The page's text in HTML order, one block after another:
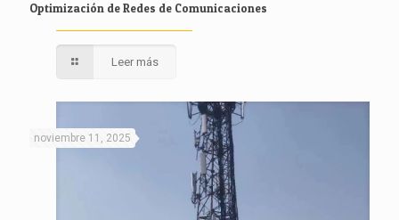
Optimización de Redes de Comunicaciones
Leer más
noviembre 11, 2025